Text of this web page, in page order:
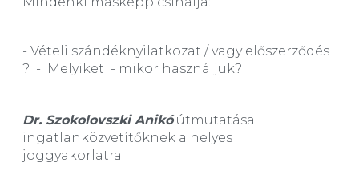
- Vételi szándéknyilatkozat / vagy előszerződés
? - Melyiket - mikor használjuk?
Dr. Szokolovszki Anikóútmutatása
ingatlanközvetítőknek a helyes
joggyakorlatra.